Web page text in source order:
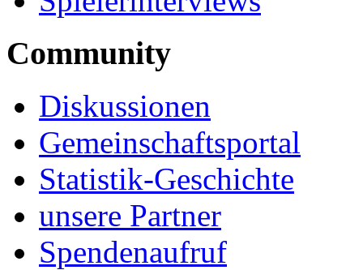
Community
Diskussionen
Gemeinschaftsportal
Statistik-Geschichte
unsere Partner
Spendenaufruf